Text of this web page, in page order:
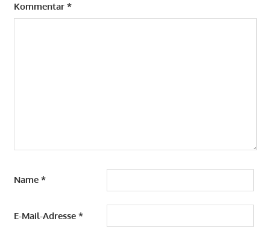
Kommentar *
Name *
E-Mail-Adresse *